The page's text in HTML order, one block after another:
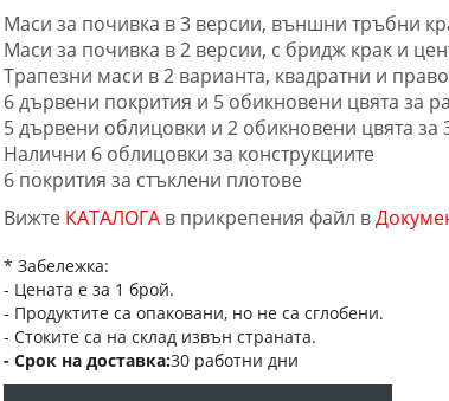
Маси за почивка в 3 версии, външни тръбни
Маси за почивка в 2 версии, с бридж крак и
Трапезни маси в 2 варианта, квадратни и
6 дървени покрития и 5 обикновени цвята за
5 дървени облицовки и 2 обикновени цвята
Налични 6 облицовки за конструкциите
6 покрития за стъклени плотове
Вижте КАТАЛОГА в прикрепения файл в
* Забележка:
- Цената е за 1 брой.
- Продуктите са опаковани, но не са сглобени.
- Стоките са на склад извън страната.
Срок на доставка 30 работни дни